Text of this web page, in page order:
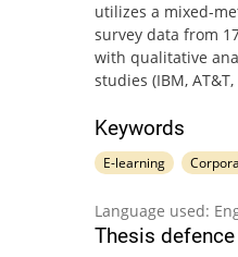
utilizes a mixed-
survey data from
with qualitative
studies (IBM,
Keywords
E-learning
Language used:
Thesis defence